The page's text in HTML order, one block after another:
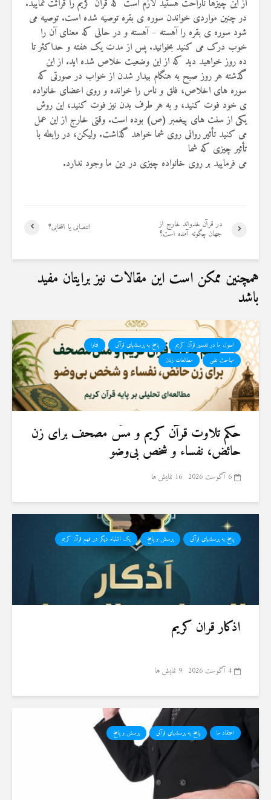
از این چیزها ناراحت هستید لازم است که قرآن کریم را قرائت نمایید.
در چنین مواردی خواندن سوره ی بقره توصیه شده است. توصیه می
شود سوره ی بقره را آهسته – آهسته و در حالی که معنای آن را
خوب درک می کنید بخوانید. پس از مدت یک هفته و حداکثر تا
ده روز خواهید دید که از این وضعیت خلاص شده اید. از این
گذشته هر روز صبح به هنگام بیدار شدن از خواب در صورتی که
سوره های اخلاص، فلق و ناس را خوانده و روی اعضای خانواده
ی خود فوت کنید، و به هر طرف بدن نیز فوت کنید، این روش
یکی از سنت های پیغمبر (ص) بوده است. وقتی خارج از این عمل
می کنید تأثیر روانی روی شما خواهد گذاشت. ولیکن، در رابطه با
تأثیر چیزی که شما
می فرمایید بر روی خانواده چیزی در دین ما وجود ندارد.
انتصابی یا انتخابی؟ در قرآن خدواند خارج از
جهان چگونه آمده است؟
همچنین ممکن است این مقالات نیز برایتان مفید
باشد
اصول ما در تفسیر قرآن کریم پاسخ به پرسشهای قرآنی
فتاوا
مباحث علمی
مطالعات زنان
حكم تلاوت قرآن كريم و مسّ مصحف برای زن
حائض، نفساء و شخص بی‌وضو
6 آگوست 2026 16 نمایش ها
پاسخ به پرسشهای قرآنی پرسش و پاسخ یک اشتباه دیگر در فهم قرآن کریم
اذکار قران کریم
4 آگوست 2026 9 نمایش ها
اعتقاد ما پاسخ به پرسشهای قرآنی پرسش و پاسخ
19 جولای 2026
36 نمایش ها